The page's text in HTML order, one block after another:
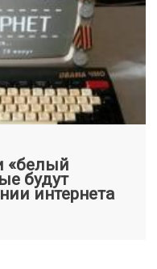
«белый
будут
интернета